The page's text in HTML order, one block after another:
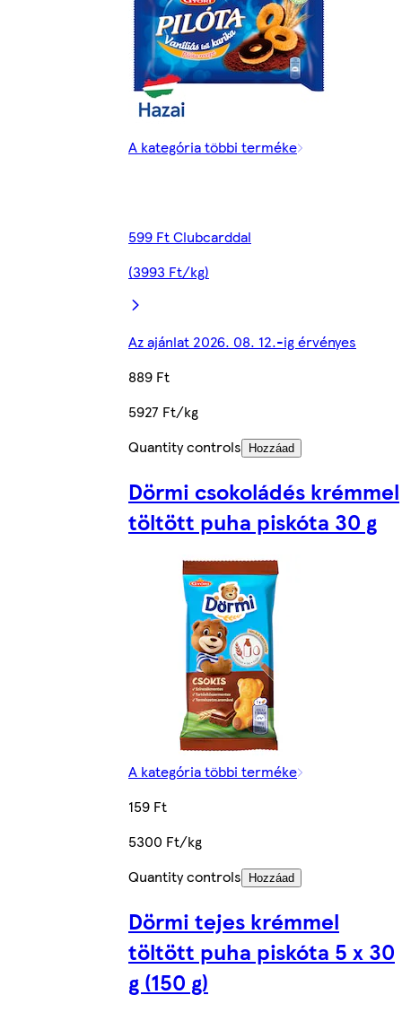
A kategória többi terméke
599 Ft Clubcarddal
(3993 Ft/kg)
Az ajánlat 2026. 08. 12.-ig érvényes
889 Ft
5927 Ft/kg
Quantity controls
Hozzáad
Dörmi csokoládés krémmel
töltött puha piskóta 30 g
A kategória többi terméke
159 Ft
5300 Ft/kg
Quantity controls
Hozzáad
Dörmi tejes krémmel
töltött puha piskóta 5 x 30
g (150 g)